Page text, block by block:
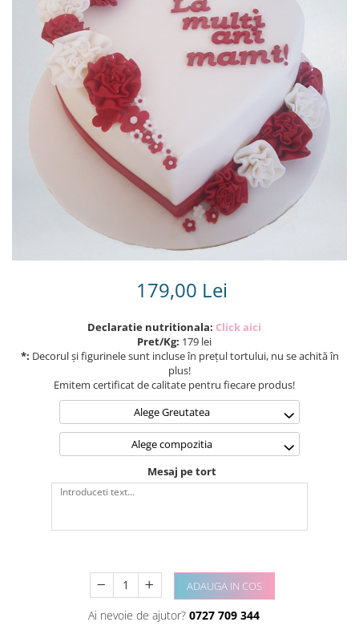
Torturi in frosting- crema pentru
Torturi cu flori
Tortulețe 1.7 kg - 2 kg
179,00 Lei
Declaratie nutritionala: Click aici
Pret/Kg: 179 lei
*: Decorul și figurinele sunt incluse în prețul tortului, nu se achită în
plus!
Emitem certificat de calitate pentru fiecare produs!
Alege Greutatea
Alege compozitia
Mesaj pe tort
ADAUGA IN COS
Ai nevoie de ajutor? 0727 709 344